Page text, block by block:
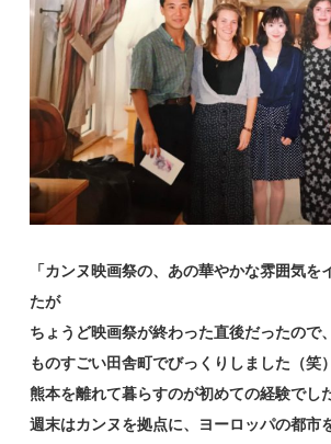
「カンヌ映画祭の、あの華やかな雰囲気を
たが
ちょうど映画祭が終わった直後だったので、
ものすごい田舎町でびっくりしました（笑）
熊本を離れて暮らすのが初めての経験でした
週末はカンヌを拠点に、ヨーロッパの都市